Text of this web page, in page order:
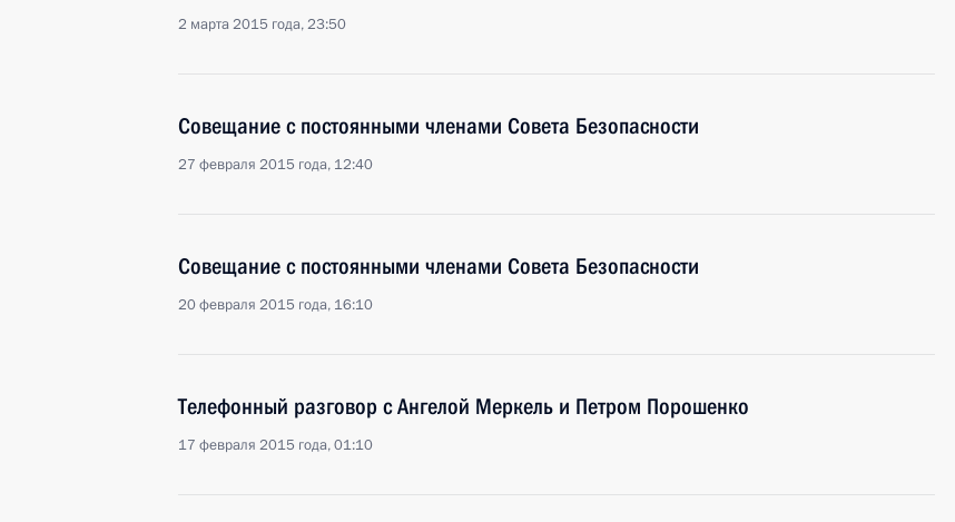
2 марта 2015 года, 23:50
Совещание с постоянными членами Совета Безопасности
27 февраля 2015 года, 12:40
Совещание с постоянными членами Совета Безопасности
20 февраля 2015 года, 16:10
Телефонный разговор с Ангелой Меркель и Петром Порошенко
17 февраля 2015 года, 01:10